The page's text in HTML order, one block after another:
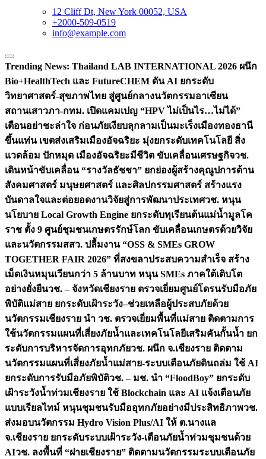
12 Cliff Dt, New York 00052, USA
+2000-509-0519
info@example.com
Trending News: Thailand LAB INTERNATIONAL 2026 ผนึก
Bio+HealthTech และ FutureCHEM ดัน AI ยกระดับ
วิทยาศาสตร์-สุขภาพไทย สู่ศูนย์กลางนวัตกรรมอาเซียน
สถานเสาวภา-กทม. เปิดแคมเปญ “HPV ไม่เป็นไร…ไม่ได้”
เตือนอย่าชะล่าใจ ก่อนภัยเงียบลุกลามเป็นมะเร็งเมืองทองธานี
ขึ้นแท่น เขตส่งเสริมเมืองอัจฉริยะ มุ่งยกระดับเทคโนโลยี สิ่ง
แวดล้อม ปักหมุด เมืองอัจฉริยะมีชีวิต ขับเคลื่อนเศรษฐกิจวช.
เดินหน้าขับเคลื่อน “รางวัลธัชชา” ยกย่องผู้สร้างคุณูปการด้าน
สังคมศาสตร์ มนุษยศาสตร์ และศิลปกรรมศาสตร์ สร้างแรง
บันดาลใจและต่อยอดงานวิจัยสู่การพัฒนาประเทศวช. หนุน
นโยบาย Local Growth Engine ยกระดับทุเรียนต้นแม่น้ำมูลโค
ราช ตั้ง 9 ศูนย์ชุมชนเกษตรรักษ์โลก ขับเคลื่อนเกษตรด้วยวิจัย
และนวัตกรรมสสว. ปลื้มงาน “OSS & SMEs GROW
TOGETHER FAIR 2026” ที่สงขลาประสบความสำเร็จ สร้าง
เม็ดเงินหมุนเวียนกว่า 5 ล้านบาท หนุน SMEs ภาคใต้เติบโต
อย่างยั่งยืนวช. – จังหวัดเชียงราย ตรวจเยี่ยมศูนย์โดรนรับมือภัย
พิบัติแม่สาย ยกระดับเฝ้าระวัง–ช่วยเหลือผู้ประสบภัยด้วย
นวัตกรรมเชียงราย นำ วช. ตรวจเยี่ยมพื้นที่แม่สาย ติดตามการ
ใช้นวัตกรรมแผนที่เสี่ยงภัยน้ำและเทคโนโลยีเสริมคันกั้นน้ำ ยก
ระดับการบริหารจัดการอุทกภัยวช. ผนึก จ.เชียงราย ติดตาม
นวัตกรรมแผนที่เสี่ยงภัยน้ำแม่สาย-ระบบเตือนภัยดินถล่ม ใช้ AI
ยกระดับการรับมือภัยพิบัติวช. – มช. นำ “FloodBoy” ยกระดับ
เฝ้าระวังน้ำท่วมเชียงราย ใช้ Blockchain และ AI แจ้งเตือนภัย
แบบเรียลไทม์ หนุนชุมชนรับมืออุทกภัยอย่างมีประสิทธิภาพวช.
ส่งมอบนวัตกรรม Hydro Vision Plus/AI ให้ ต.นางแล
จ.เชียงราย ยกระดับระบบเฝ้าระวัง-เตือนภัยน้ำท่วมชุมชนด้วย
AIวช. ลงพื้นที่ “ฝายเชียงราย” ติดตามนวัตกรรมระบบเตือนภัย